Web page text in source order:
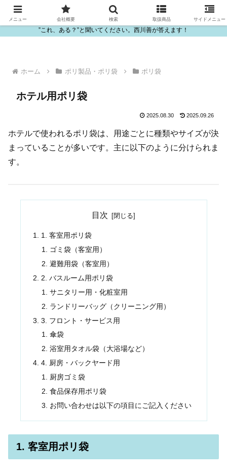
ビニール・プラスチック製品の卸販売は西川善
”これ、ある？”と聞いてください。西川善が答えます！
ホーム ポリ製品・ポリ袋 ポリ袋
ホテル用ポリ袋
2025.08.30 2025.09.26
ホテルで使われるポリ袋は、用途ごとに種類やサイズが決
まっていることが多いです。主に以下のように分けられま
す。
目次
1. 客室用ポリ袋
ゴミ袋（客室用）
避難用袋（客室用）
2. バスルーム用ポリ袋
サニタリー用・化粧室用
ランドリーバッグ（クリーニング用）
3. フロント・サービス用
傘袋
浴室用タオル袋（大浴場など）
4. 厨房・バックヤード用
厨房ゴミ袋
食品保存用ポリ袋
お問い合わせは以下の項目にご記入ください
1. 客室用ポリ袋
メニュー 会社概要 検索 取扱商品 サイドメニュー